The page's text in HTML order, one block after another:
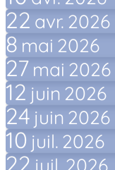
22 avr. 2026
8 mai 2026
27 mai 2026
12 juin 2026
24 juin 2026
10 juil. 2026
22 juil. 2026